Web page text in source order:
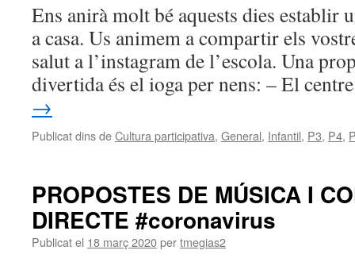
Ens anirà molt bé aquests dies establir
a casa. Us animem a compartir els
salut a l’instagram de l’escola. Una
divertida és el ioga per nens: – El
→
Publicat dins deCultura participativa, General, Infantil, P3, P4,
PROPOSTES DE MÚSICA I
DIRECTE #coronavirus
Publicat el 18 març 2020pertmegias2